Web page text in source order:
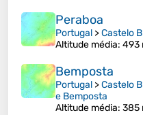
Peraboa
Portugal >Castelo
Altitude média: 493
Bemposta
Portugal >Castelo
e Bemposta
Altitude média: 385